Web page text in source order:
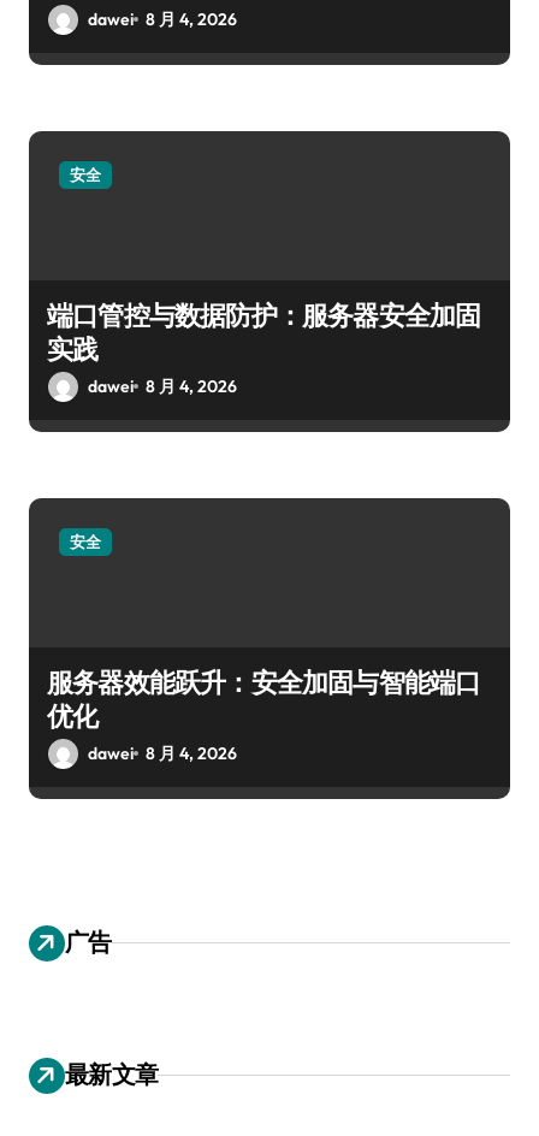
dawei 8 月 4, 2026
安全
端口管控与数据防护：服务器安全加固
实践
dawei 8 月 4, 2026
安全
服务器效能跃升：安全加固与智能端口
优化
dawei 8 月 4, 2026
广告
最新文章